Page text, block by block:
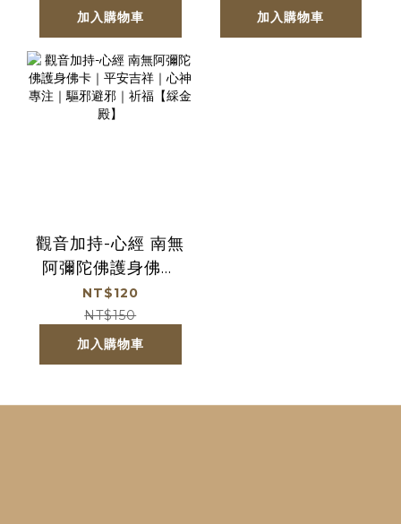
厄【綵金殿】
加入購物車
｜過爐加持【綵金
殿】
加入購物車
觀音加持-心經 南無
阿彌陀佛護身佛卡
｜平安吉祥｜心神
專注｜驅邪避邪｜
祈福【綵金殿】
NT$120
NT$150
加入購物車